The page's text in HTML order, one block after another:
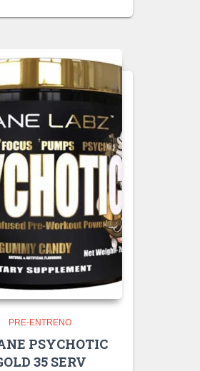
PRE-ENTRENO
PSYCHOTIC
35 SERV